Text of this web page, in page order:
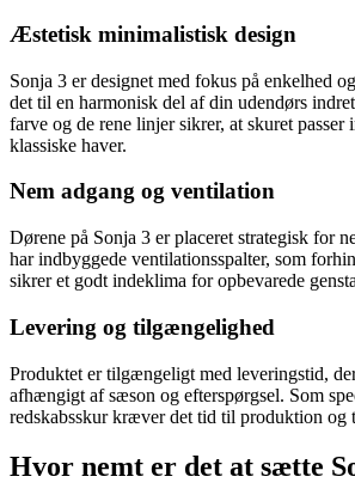
Æstetisk minimalistisk design
Sonja 3 er designet med fokus på enkelhed
det til en harmonisk del af din udendørs
farve og de rene linjer sikrer, at skuret passer
klassiske haver.
Nem adgang og ventilation
Dørene på Sonja 3 er placeret strategisk for
har indbyggede ventilationsspalter, som
sikrer et godt indeklima for opbevarede
Levering og tilgængelighed
Produktet er tilgængeligt med leveringstid,
afhængigt af sæson og efterspørgsel. Som
redskabsskur kræver det tid til produktion og
Hvor nemt er det at sætte